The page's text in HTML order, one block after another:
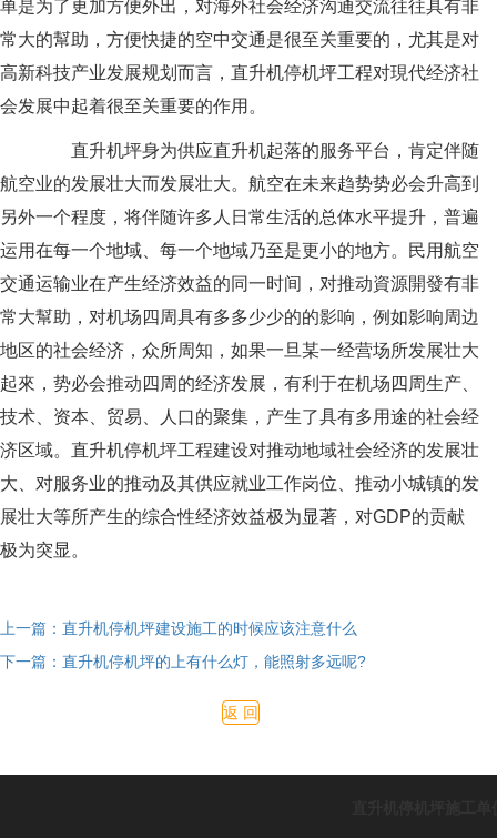
单是为了更加方便外出，对海外社会经济沟通交流往往具有非
常大的幫助，方便快捷的空中交通是很至关重要的，尤其是对
高新科技产业发展规划而言，直升机停机坪工程对現代经济社
会发展中起着很至关重要的作用。
直升机坪身为供应直升机起落的服务平台，肯定伴随
航空业的发展壮大而发展壮大。航空在未来趋势势必会升高到
另外一个程度，将伴随许多人日常生活的总体水平提升，普遍
运用在每一个地域、每一个地域乃至是更小的地方。民用航空
交通运输业在产生经济效益的同一时间，对推动資源開發有非
常大幫助，对机场四周具有多多少少的的影响，例如影响周边
地区的社会经济，众所周知，如果一旦某一经营场所发展壮大
起來，势必会推动四周的经济发展，有利于在机场四周生产、
技术、资本、贸易、人口的聚集，产生了具有多用途的社会经
济区域。直升机停机坪工程建设对推动地域社会经济的发展壮
大、对服务业的推动及其供应就业工作岗位、推动小城镇的发
展壮大等所产生的综合性经济效益极为显著，对GDP的贡献
极为突显。
上一篇：直升机停机坪建设施工的时候应该注意什么
下一篇：直升机停机坪的上有什么灯，能照射多远呢?
返 回